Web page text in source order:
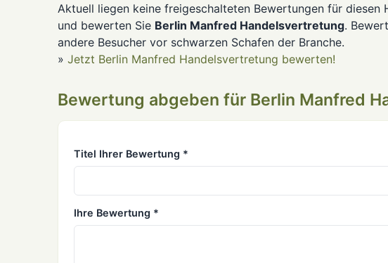
Aktuell liegen keine freigeschalteten Bewertungen für diesen
und bewerten Sie Berlin Manfred Handelsvertretung.
andere Besucher vor schwarzen Schafen der Branche.
» Jetzt Berlin Manfred Handelsvertretung bewerten!
Bewertung abgeben für Berlin Manfred
Titel Ihrer Bewertung *
Ihre Bewertung *